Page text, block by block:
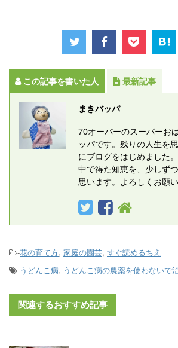
この記事を書いた人 最新記事
まきバッパ
70オーバーのスーパーお
ッパです。残りの人生を
にブログをはじめました
中で得た知恵を、少しず
思います。よろしくお願い
-花の育て方, 家庭の園芸, すぐ読めるちえ
-うどんこ病, うどんこ病の農薬を使わないで
関連するおすすめ記事